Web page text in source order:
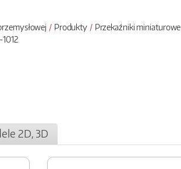
Produkty Przekaźniki miniaturowe
2D, 3D